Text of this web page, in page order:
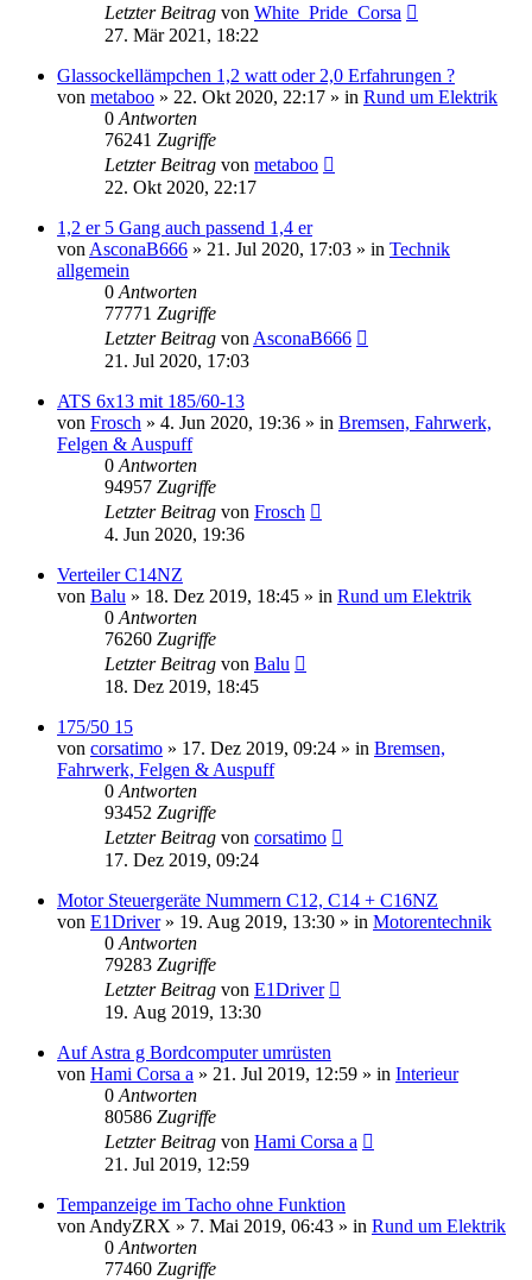
Letzter Beitrag von White_Pride_Corsa
27. Mär 2021, 18:22
Glassockellämpchen 1,2 watt oder 2,0 Erfahrungen ?
von metaboo » 22. Okt 2020, 22:17 » in Rund um Elektrik
0 Antworten
76241 Zugriffe
Letzter Beitrag von metaboo
22. Okt 2020, 22:17
1,2 er 5 Gang auch passend 1,4 er
von AsconaB666 » 21. Jul 2020, 17:03 » in Technik
allgemein
0 Antworten
77771 Zugriffe
Letzter Beitrag von AsconaB666
21. Jul 2020, 17:03
ATS 6x13 mit 185/60-13
von Frosch » 4. Jun 2020, 19:36 » in Bremsen, Fahrwerk,
Felgen & Auspuff
0 Antworten
94957 Zugriffe
Letzter Beitrag von Frosch
4. Jun 2020, 19:36
Verteiler C14NZ
von Balu » 18. Dez 2019, 18:45 » in Rund um Elektrik
0 Antworten
76260 Zugriffe
Letzter Beitrag von Balu
18. Dez 2019, 18:45
175/50 15
von corsatimo » 17. Dez 2019, 09:24 » in Bremsen,
Fahrwerk, Felgen & Auspuff
0 Antworten
93452 Zugriffe
Letzter Beitrag von corsatimo
17. Dez 2019, 09:24
Motor Steuergeräte Nummern C12, C14 + C16NZ
von E1Driver» 19. Aug 2019, 13:30 » in Motorentechnik
0 Antworten
79283 Zugriffe
Letzter Beitrag von E1Driver
19. Aug 2019, 13:30
Auf Astra g Bordcomputer umrüsten
von Hami Corsa a » 21. Jul 2019, 12:59 » in Interieur
0 Antworten
80586 Zugriffe
Letzter Beitrag von Hami Corsa a
21. Jul 2019, 12:59
Tempanzeige im Tacho ohne Funktion
von AndyZRX » 7. Mai 2019, 06:43 » in Rund um Elektrik
0 Antworten
77460 Zugriffe